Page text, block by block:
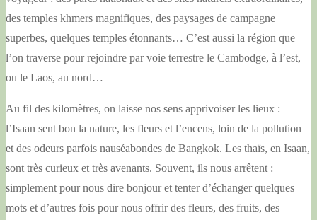
des temples khmers magnifiques, des paysages de campagne
superbes, quelques temples étonnants… C’est aussi la région que
l’on traverse pour rejoindre par voie terrestre le Cambodge, à l’est,
ou le Laos, au nord…
Au fil des kilomètres, on laisse nos sens apprivoiser les lieux :
l’Isaan sent bon la nature, les fleurs et l’encens, loin de la pollution
et des odeurs parfois nauséabondes de Bangkok. Les thaïs, en Isaan,
sont très curieux et très avenants. Souvent, ils nous arrêtent :
simplement pour nous dire bonjour et tenter d’échanger quelques
mots et d’autres fois pour nous offrir des fleurs, des fruits, des